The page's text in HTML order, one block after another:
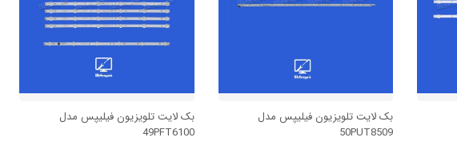
بک لایت تلویزیون فیلیپس مدل
50PUT8509
بک لایت تلویزیون فیلیپس مدل
49PFT6100